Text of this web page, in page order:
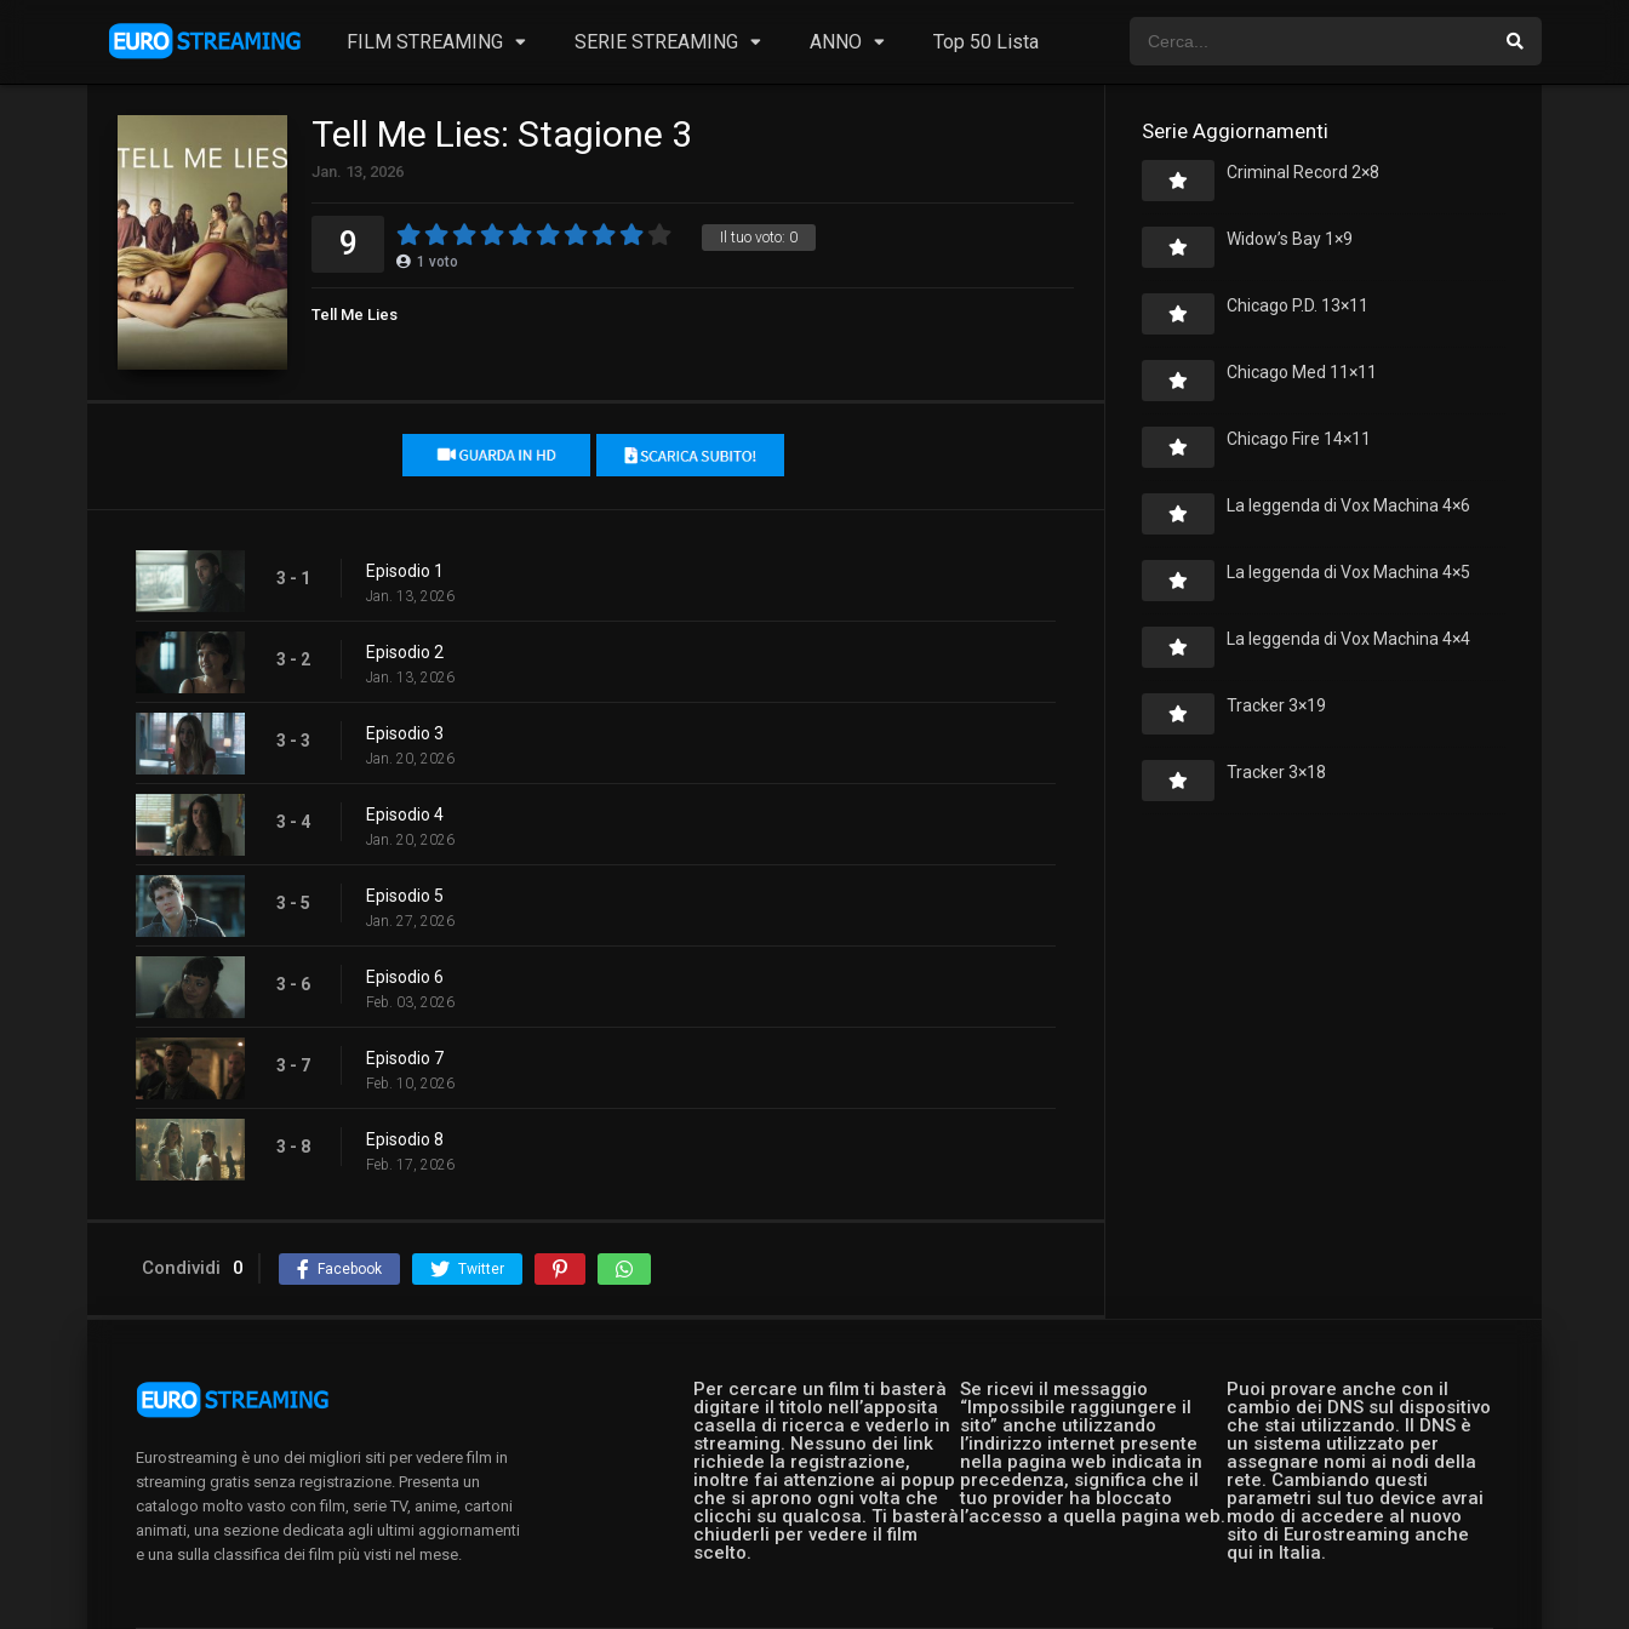
FILM STREAMING SERIE STREAMING ANNO Top 50 Lista
Tell Me Lies: Stagione 3
Jan. 13, 2026
Il tuo voto: 0
9 1 voto
Tell Me Lies
3 - 1 Episodio 1
Jan. 13, 2026
3 - 2 Episodio 2
Jan. 13, 2026
3 - 3 Episodio 3
Jan. 20, 2026
3 - 4 Episodio 4
Jan. 20, 2026
3 - 5 Episodio 5
Jan. 27, 2026
3 - 6 Episodio 6
Feb. 03, 2026
3 - 7 Episodio 7
Feb. 10, 2026
3 - 8 Episodio 8
Feb. 17, 2026
Condividi 0 Facebook Twitter
Serie Aggiornamenti
Criminal Record 2×8
Widow’s Bay 1×9
Chicago P.D. 13×11
Chicago Med 11×11
Chicago Fire 14×11
La leggenda di Vox Machina 4×6
La leggenda di Vox Machina 4×5
La leggenda di Vox Machina 4×4
Tracker 3×19
Tracker 3×18
Per cercare un film ti basterà
digitare il titolo nell’apposita
casella di ricerca e vederlo in
streaming. Nessuno dei link
richiede la registrazione,
inoltre fai attenzione ai popup
che si aprono ogni volta che
clicchi su qualcosa. Ti basterà
chiuderli per vedere il film
scelto.
Se ricevi il messaggio
“Impossibile raggiungere il
sito” anche utilizzando
l’indirizzo internet presente
nella pagina web indicata in
precedenza, significa che il
tuo provider ha bloccato
l’accesso a quella pagina web.
Puoi provare anche con il
cambio dei DNS sul dispositivo
che stai utilizzando. Il DNS è
un sistema utilizzato per
assegnare nomi ai nodi della
rete. Cambiando questi
parametri sul tuo device avrai
modo di accedere al nuovo
sito di Eurostreaming anche
qui in Italia.
Eurostreaming è uno dei migliori siti per vedere film in
streaming gratis senza registrazione. Presenta un
catalogo molto vasto con film, serie TV, anime, cartoni
animati, una sezione dedicata agli ultimi aggiornamenti
e una sulla classifica dei film più visti nel mese.